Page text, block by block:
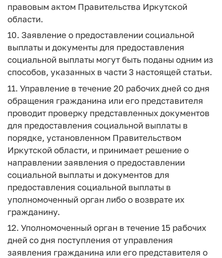
правовым актом Правительства Иркутской
области.
10. Заявление о предоставлении социальной
выплаты и документы для предоставления
социальной выплаты могут быть поданы одним из
способов, указанных в части 3 настоящей статьи.
11. Управление в течение 20 рабочих дней со дня
обращения гражданина или его представителя
проводит проверку представленных документов
для предоставления социальной выплаты в
порядке, установленном Правительством
Иркутской области, и принимает решение о
направлении заявления о предоставлении
социальной выплаты и документов для
предоставления социальной выплаты в
уполномоченный орган либо о возврате их
гражданину.
12. Уполномоченный орган в течение 15 рабочих
дней со дня поступления от управления
заявления гражданина или его представителя о